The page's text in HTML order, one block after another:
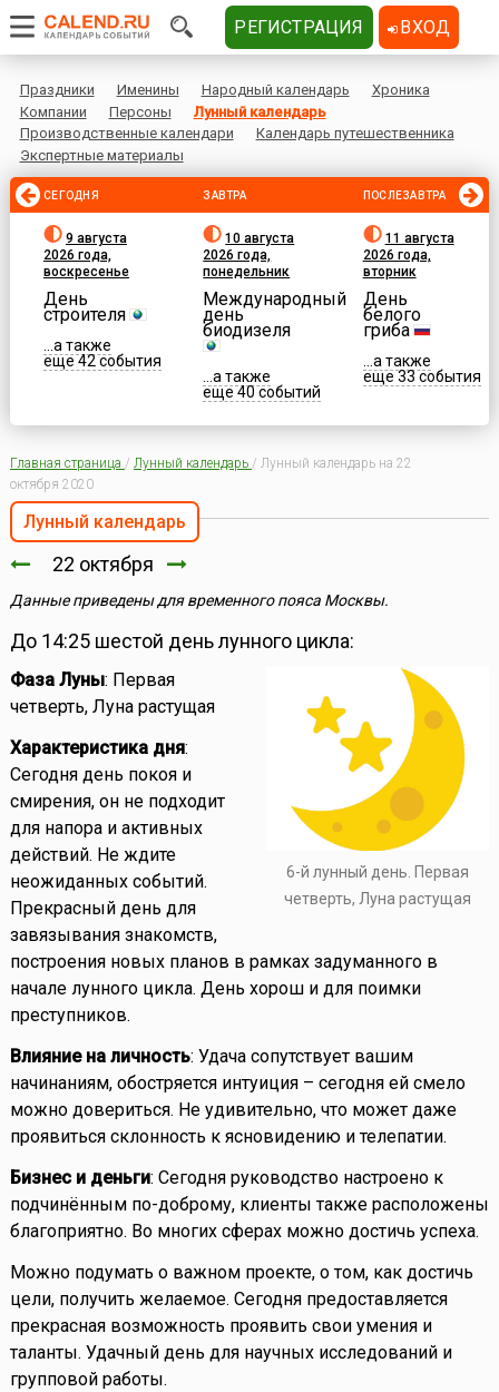
Праздники Именины Народный календарь
Хроника
Компании
Персоны
Лунный календарь
Производственные календари
Календарь путешественника
Экспертные материалы
СЕГОДНЯ
9 августа
2026 года,
воскресенье
День
строителя
...а также
еще 42 события
ЗАВТРА
10 августа
2026 года,
понедельник
Международный
день
биодизеля
...а также
еще 40 событий
ПОСЛЕЗАВТРА
11 августа
2026 года,
вторник
День
белого
гриба
...а также
еще 33 события
Главная страница / Лунный календарь / Лунный календарь на 22
октября 2020
Лунный календарь
22 октября
Данные приведены для временного пояса Москвы.
До 14:25 шестой день лунного цикла:
6-й лунный день. Первая
четверть, Луна растущая
Фаза Луны: Первая
четверть, Луна растущая
Характеристика дня:
Сегодня день покоя и
смирения, он не подходит
для напора и активных
действий. Не ждите
неожиданных событий.
Прекрасный день для
завязывания знакомств,
построения новых планов в рамках задуманного в
начале лунного цикла. День хорош и для поимки
преступников.
Влияние на личность: Удача сопутствует вашим
начинаниям, обостряется интуиция – сегодня ей смело
можно довериться. Не удивительно, что может даже
проявиться склонность к ясновидению и телепатии.
Бизнес и деньги: Сегодня руководство настроено к
подчинённым по-доброму, клиенты также расположены
благоприятно. Во многих сферах можно достичь успеха.
Можно подумать о важном проекте, о том, как достичь
цели, получить желаемое. Сегодня предоставляется
прекрасная возможность проявить свои умения и
таланты. Удачный день для научных исследований и
групповой работы.
РЕГИСТРАЦИЯ ВХОД